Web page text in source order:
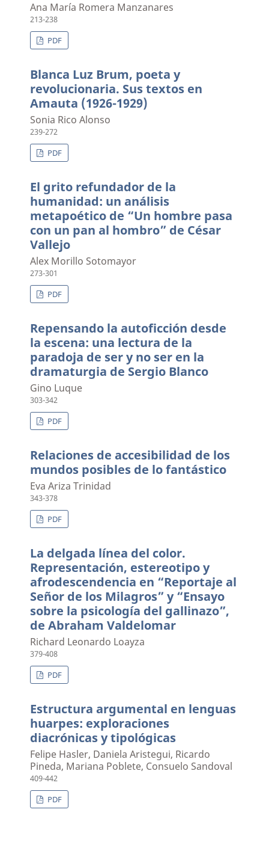
Ana María Romera Manzanares
213-238
PDF
Blanca Luz Brum, poeta y
revolucionaria. Sus textos en
Amauta (1926-1929)
Sonia Rico Alonso
239-272
PDF
El grito refundador de la
humanidad: un análisis
metapoético de “Un hombre pasa
con un pan al hombro” de César
Vallejo
Alex Morillo Sotomayor
273-301
PDF
Repensando la autoficción desde
la escena: una lectura de la
paradoja de ser y no ser en la
dramaturgia de Sergio Blanco
Gino Luque
303-342
PDF
Relaciones de accesibilidad de los
mundos posibles de lo fantástico
Eva Ariza Trinidad
343-378
PDF
La delgada línea del color.
Representación, estereotipo y
afrodescendencia en “Reportaje al
Señor de los Milagros” y “Ensayo
sobre la psicología del gallinazo”,
de Abraham Valdelomar
Richard Leonardo Loayza
379-408
PDF
Estructura argumental en lenguas
huarpes: exploraciones
diacrónicas y tipológicas
Felipe Hasler, Daniela Aristegui, Ricardo
Pineda, Mariana Poblete, Consuelo Sandoval
409-442
PDF